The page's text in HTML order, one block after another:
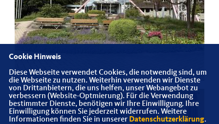
Cookie Hinweis
Diese Webseite verwendet Cookies, die notwendig sind, um
die Webseite zu nutzen. Weiterhin verwenden wir Dienste
von Drittanbietern, die uns helfen, unser Webangebot zu
verbessern (Website-Optmierung). Für die Verwendung
bestimmter Dienste, benötigen wir Ihre Einwilligung. Ihre
Einwilligung können Sie jederzeit widerrufen. Weitere
Informationen finden Sie in unserer Datenschutzerklärung.